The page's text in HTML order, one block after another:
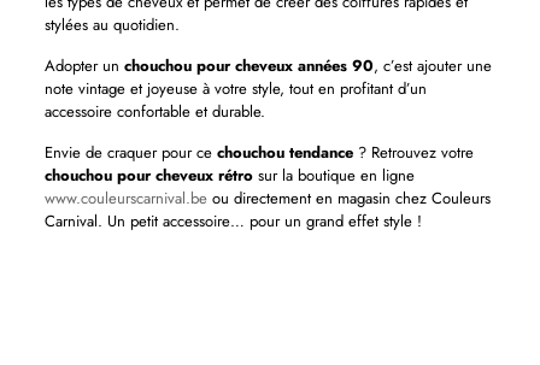
stylées au quotidien.
Adopter un chouchou pour cheveux années 90, c’est ajouter une
note vintage et joyeuse à votre style, tout en profitant d’un
accessoire confortable et durable.
Envie de craquer pour ce chouchou tendance? Retrouvez votre
chouchou pour cheveux rétrosur la boutique en ligne
www.couleurscarnival.beou directement en magasin chez Couleurs
Carnival. Un petit accessoire… pour un grand effet style !